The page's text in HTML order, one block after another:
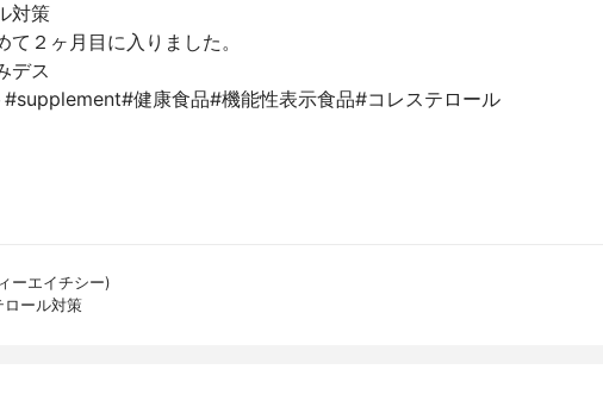
対策
て２ヶ月目に入りました。
デス
健康食品#機能性表示食品#コレステロール
ーエイチシー)
ロール対策